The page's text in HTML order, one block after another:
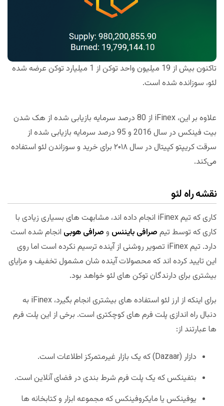
تاکنون بیش از 19 میلیون واحد توکن از 1 میلیارد توکن عرضه شده
لئو، سوزانده شده است.
علاوه بر این، iFinex از 80 درصد سرمایه بازیابی شده از هک شدن
بیت فینکس در سال 2016 و 95 درصد سرمایه بازیابی شده از
سرقت کریپتو کپیتال در سال ۲۰۱۸ برای خرید و سوزاندن لئو استفاده
می‌کند.
نقشه راه لئو
کاری که تیم iFinex انجام داده اند، مشابهت های بسیاری زیادی با
کاری که توسط تیم صرافی بایننس و صرافی هوبی انجام شده است
دارد. تیم iFinex تصویر روشنی از آینده ترسیم نکرده است اما روی
این تایید کرده اند که محصولات آینده شان مشمول تخفیف و مزایای
بیشتری برای دارندگان توکن های لئو خواهد بود.
برای اینکه از ارز لئو استفاده های بیشتری انجام بگیرد، iFinex به
دنبال راه اندازی پلت فرم های کوچکتری است. برخی از این پلت فرم
ها عبارتند از:
دازار (Dazaar) که یک بازار غیرمتمرکز اطلاعات است.
بتفینکس که یک پلت فرم شرط بندی در فضای آنلاین است.
یوفینکس یا مایکروفینکس که مجموعه ابزار و کتابخانه ها